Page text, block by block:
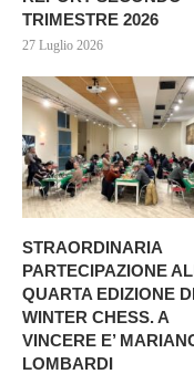
TRIMESTRE 2026
27 Luglio 2026
STRAORDINARIA
PARTECIPAZIONE
QUARTA EDIZIONE
WINTER CHESS. A
VINCERE E’
LOMBARDI